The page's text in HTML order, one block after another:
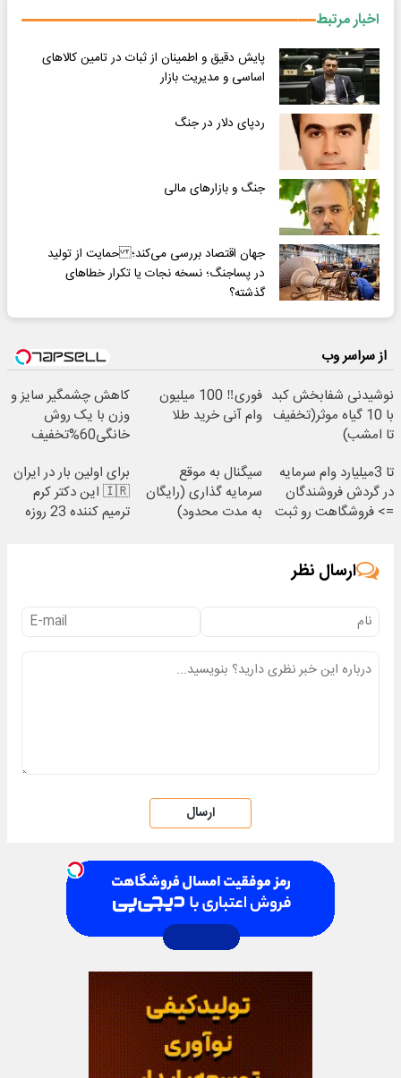
اخبار مرتبط
پایش دقیق و اطمینان از ثبات در تامین کالاهای
اساسی و مدیریت بازار
ردپای‌ دلار در جنگ
جنگ و بازارهای مالی
جهان اقتصاد بررسی می‌کند؛ حمایت از تولید
در پسا‌جنگ؛ نسخه نجات یا تکرار خطاهای
گذشته؟
از سراسر وب
نوشیدنی شفابخش کبد
با 10 گیاه موثر(تخفیف
تا امشب)
فوری‼️ 100 میلیون
وام آنی خرید طلا
کاهش چشمگیر سایز و
وزن با یک روش
خانگی60%تخفیف
تا 3میلیارد وام سرمایه
در گردش فروشندگان
=> فروشگاهت رو ثبت
سیگنال به موقع
سرمایه گذاری (رایگان
به مدت محدود)
برای اولین بار در ایران
🇮🇷 این دکتر کرم
ترمیم کننده 23 روزه
ارسال نظر
ارسال